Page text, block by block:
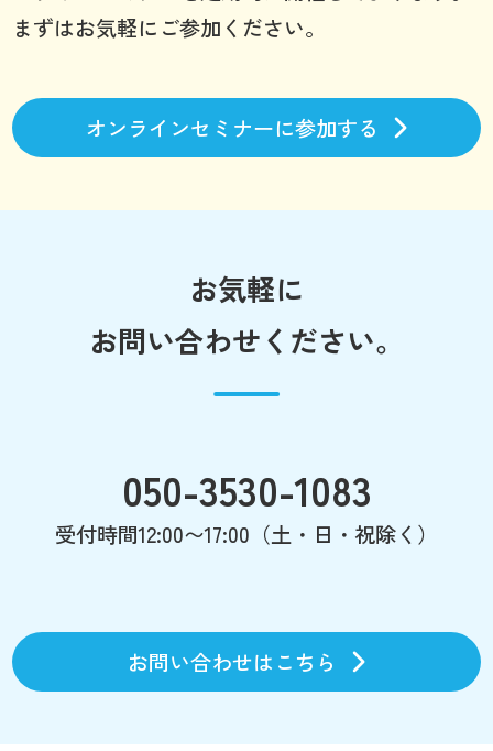
まずはお気軽にご参加ください。
オンラインセミナーに参加する
お気軽に
お問い合わせください。
050-3530-1083
受付時間12:00〜17:00（土・日・祝除く）
お問い合わせはこちら